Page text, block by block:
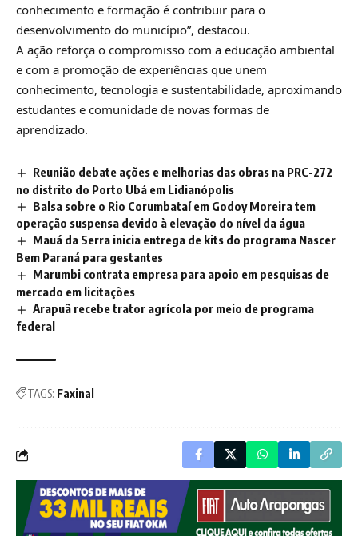
conhecimento e formação é contribuir para o
desenvolvimento do município”, destacou.
A ação reforça o compromisso com a educação ambiental
e com a promoção de experiências que unem
conhecimento, tecnologia e sustentabilidade, aproximando
estudantes e comunidade de novas formas de
aprendizado.
Reunião debate ações e melhorias das obras na PRC-272
no distrito do Porto Ubá em Lidianópolis
Balsa sobre o Rio Corumbataí em Godoy Moreira tem
operação suspensa devido à elevação do nível da água
Mauá da Serra inicia entrega de kits do programa Nascer
Bem Paraná para gestantes
Marumbi contrata empresa para apoio em pesquisas de
mercado em licitações
Arapuã recebe trator agrícola por meio de programa
federal
TAGS: Faxinal